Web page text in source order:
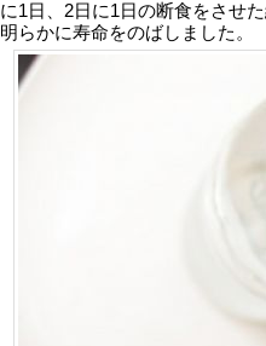
に1日、2日に1日の断食をさせ
明らかに寿命をのばしました。